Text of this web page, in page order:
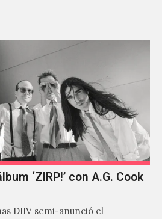
‘ZIRP!’ con A.G. Cook
DIIV semi-anunció el